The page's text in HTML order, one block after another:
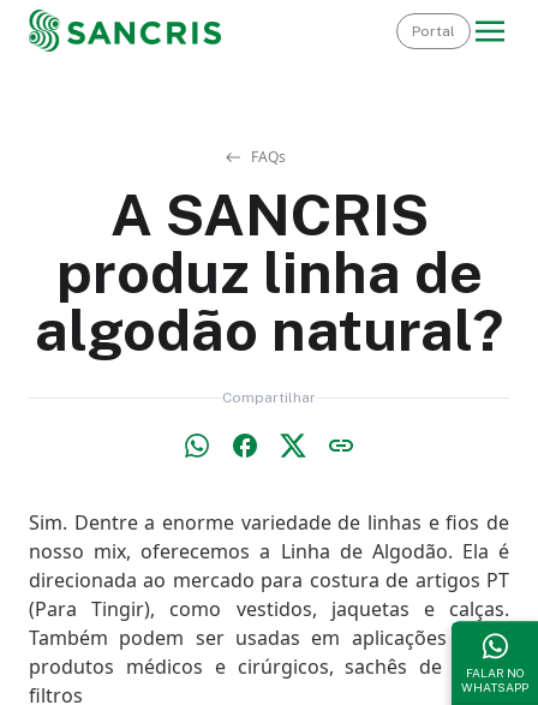
Portal
FAQs
A SANCRIS
produz linha de
algodão natural?
Compartilhar
Sim. Dentre a enorme variedade de linhas e fios de
nosso mix, oferecemos a Linha de Algodão. Ela é
direcionada ao mercado para costura de artigos PT
(Para Tingir), como vestidos, jaquetas e calças.
Também podem ser usadas em aplicações como
produtos médicos e cirúrgicos, sachês de chá e
filtros
FALAR NO
WHATSAPP